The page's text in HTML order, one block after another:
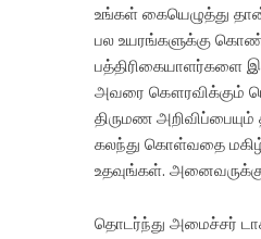
உங்கள் கையெழுத்து
பல உயரங்களுக்கு
பத்திரிகையாளர்களை
அவரை கௌரவிக்கும்
திருமண
கலந்து கொள்வதை
உதவுங்கள்.
தொடர்ந்து அமைச்சர்